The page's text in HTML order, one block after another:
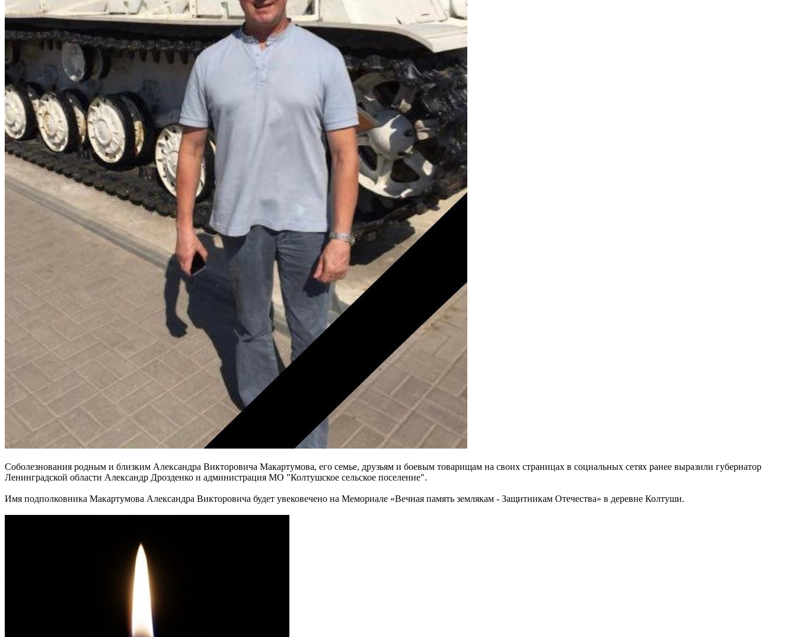
Соболезнования родным и близким Александра Викторовича Макартумова, его семье, друзьям и боевым товарищам на своих страницах в социальных сетях ранее выразили губернатор
Ленинградской области Александр Дрозденко и администрация МО "Колтушское сельское поселение".
Имя подполковника Макартумова Александра Викторовича будет увековечено на Мемориале «Вечная память землякам - Защитникам Отечества» в деревне Колтуши.